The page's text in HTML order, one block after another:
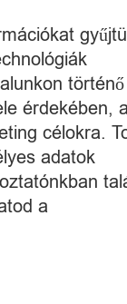
A
Eladó ÚJ,
Maximális
történő
érdekében,
célokra.
adatok
a